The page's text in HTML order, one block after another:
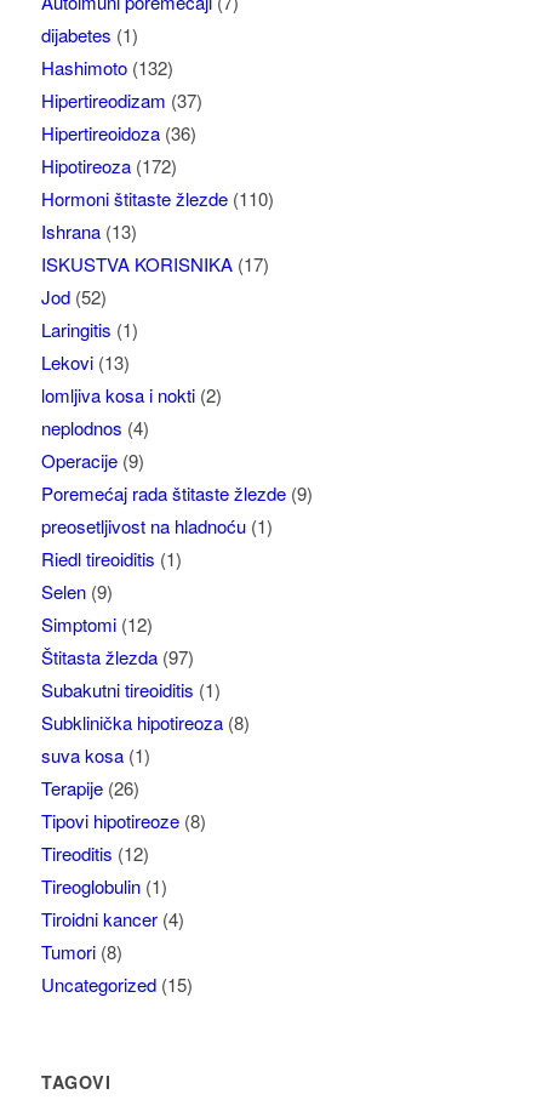
dijabetes (1)
Hashimoto(132)
Hipertireodizam (37)
Hipertireoidoza(36)
Hipotireoza(172)
Hormoni štitaste žlezde(110)
Ishrana(13)
ISKUSTVA KORISNIKA(17)
Jod(52)
Laringitis (1)
Lekovi(13)
lomljiva kosa i nokti(2)
neplodnos (4)
Operacije(9)
Poremećaj rada štitaste žlezde(9)
preosetljivost na hladnoću(1)
Riedl tireoiditis (1)
Selen(9)
Simptomi(12)
Štitasta žlezda(97)
Subakutni tireoiditis (1)
Subklinička hipotireoza(8)
suva kosa(1)
Terapije(26)
Tipovi hipotireoze(8)
Tireoditis (12)
Tireoglobulin(1)
Tiroidni kancer(4)
Tumori(8)
Uncategorized(15)
TAGOVI